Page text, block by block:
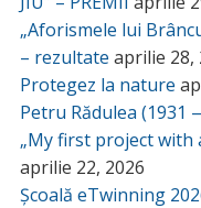
„Aforismele lui
– rezultate aprilie 28,
Protegez la nature
Petru Rădulea (1931
„My first project with
aprilie 22, 2026
Școală eTwinning